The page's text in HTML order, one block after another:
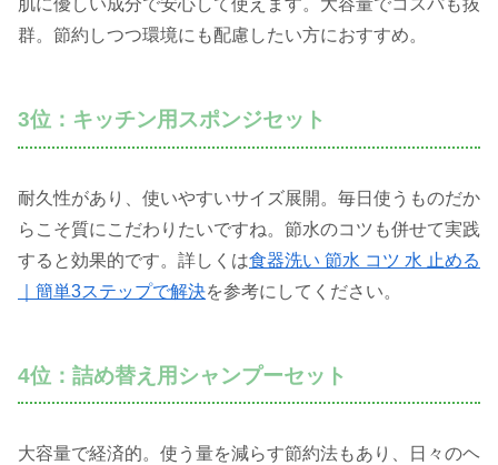
肌に優しい成分で安心して使えます。大容量でコスパも抜
群。節約しつつ環境にも配慮したい方におすすめ。
3位：キッチン用スポンジセット
耐久性があり、使いやすいサイズ展開。毎日使うものだか
らこそ質にこだわりたいですね。節水のコツも併せて実践
すると効果的です。詳しくは食器洗い 節水 コツ 水 止める
｜簡単3ステップで解決を参考にしてください。
4位：詰め替え用シャンプーセット
大容量で経済的。使う量を減らす節約法もあり、日々のヘ